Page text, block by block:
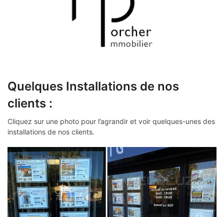
Quelques Installations de nos
clients :
Cliquez sur une photo pour l’agrandir et voir quelques-unes des
installations de nos clients.